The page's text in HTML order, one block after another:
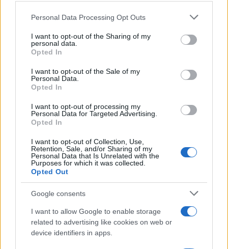
Personal Data Processing Opt Outs
I want to opt-out of the Sharing of my
personal data.
Opted In
I want to opt-out of the Sale of my
Personal Data.
Opted In
I want to opt-out of processing my
Personal Data for Targeted Advertising.
Opted In
I want to opt-out of Collection, Use,
Retention, Sale, and/or Sharing of my
Personal Data that Is Unrelated with the
Purposes for which it was collected.
Opted Out
Google consents
I want to allow Google to enable storage
related to advertising like cookies on web or
device identifiers in apps.
Albania
Paesi sicuri, ecco l’ennesima esondazione dei
giudici
ora attacca direttamente la premier
Ecco il passaggio incriminato: “Deve essere chiaro
che la designazione di Paese di origine sicuro è
da applicare; l’esclusione di uno Stato dal novero
dei Paesi di origine sicuri non impedisce il
rimpatrio e/o l’espulsione della persona migrante
la cui domanda di asilo sia stata respinta o che
restare in Italia”. Quindi ricapitoliamo: con questa
storia dei Paesi sicuri svuotano il centro in